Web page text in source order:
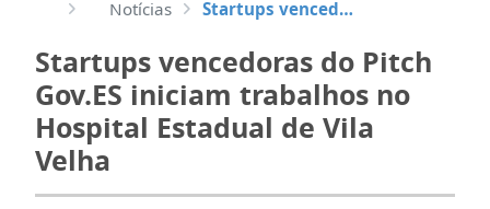
Notícias Startups vencedoras do Pitch Gov.ES iniciam trabalhos no Hospital Estadual de Vila Velha
Startups vencedoras do Pitch
Gov.ES iniciam trabalhos no
Hospital Estadual de Vila
Velha